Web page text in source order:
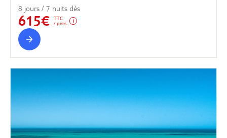
8 jours / 7 nuits dès
615€
TTC
/ pers.